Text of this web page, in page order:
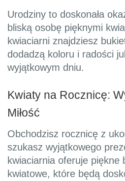
Urodziny to doskonała
bliską osobę pięknymi
kwiaciarni znajdziesz
dodadzą koloru i radości
wyjątkowym dniu.
Kwiaty na Rocznicę:
Miłość
Obchodzisz rocznicę z
szukasz wyjątkowego
kwiaciarnia oferuje piękne
kwiatowe, które będą